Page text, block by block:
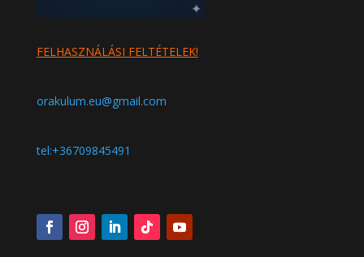
FELHASZNÁLÁSI FELTÉTELEK!
orakulum.eu@gmail.com
tel:+36709845491